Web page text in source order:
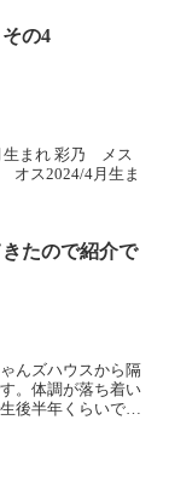
の4
生まれ 彩乃 メス
オス2024/4月生ま
たので紹介で
んズハウスから隔
。体調が落ち着い
後半年くらいで